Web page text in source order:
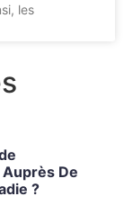
les
De
?